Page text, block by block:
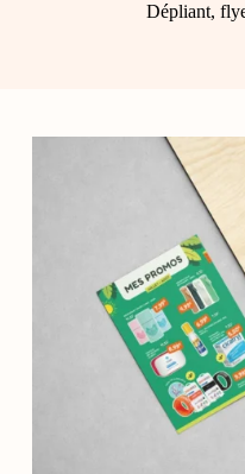
Dépliant,